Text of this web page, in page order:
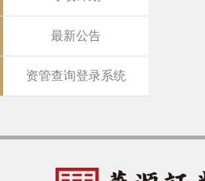
最新公告
资管查询登录系统